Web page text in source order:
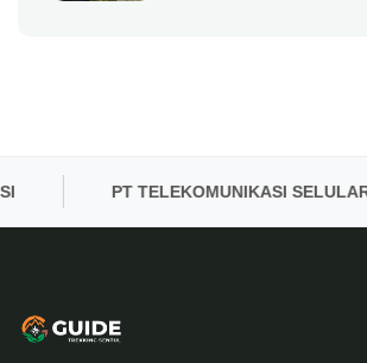
PT TELEKOMUNIKASI SELULAR